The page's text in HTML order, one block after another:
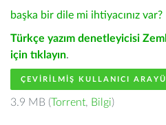
başka bir dile mi ihtiyacınız var?
Türkçe yazım denetleyicisi
için tıklayın.
ÇEVIRILMIŞ KULLANICI
3.9 MB (Torrent, Bilgi)